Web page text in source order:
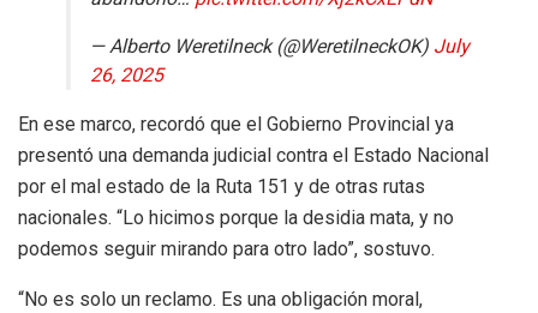
— Alberto Weretilneck (@WeretilneckOK) July
26, 2025
En ese marco, recordó que el Gobierno Provincial ya
presentó una demanda judicial contra el Estado Nacional
por el mal estado de la Ruta 151 y de otras rutas
nacionales. “Lo hicimos porque la desidia mata, y no
podemos seguir mirando para otro lado”, sostuvo.
“No es solo un reclamo. Es una obligación moral,